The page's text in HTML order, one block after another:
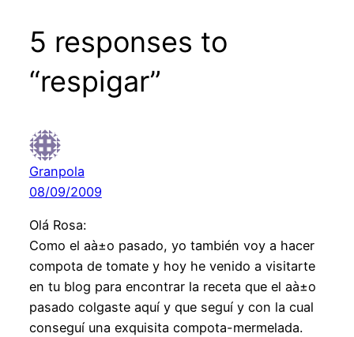
5 responses to
“respigar”
Granpola
08/09/2009
Olá Rosa:
Como el aà±o pasado, yo también voy a hacer
compota de tomate y hoy he venido a visitarte
en tu blog para encontrar la receta que el aà±o
pasado colgaste aquí y que seguí y con la cual
conseguí una exquisita compota-mermelada.